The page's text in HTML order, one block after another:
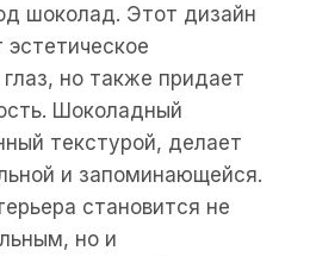
шоколад. Этот дизайн
эстетическое
но также придает
Шоколадный
текстурой, делает
и запоминающейся.
становится не
но и